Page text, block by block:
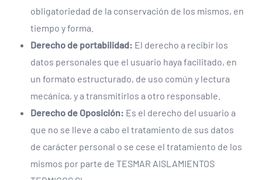
obligatoriedad de la conservación de los mismos, en
tiempo y forma.
Derecho de portabilidad: El derecho a recibir los
datos personales que el usuario haya facilitado, en
un formato estructurado, de uso común y lectura
mecánica, y a transmitirlos a otro responsable.
Derecho de Oposición: Es el derecho del usuario a
que no se lleve a cabo el tratamiento de sus datos
de carácter personal o se cese el tratamiento de los
mismos por parte de TESMAR AISLAMIENTOS